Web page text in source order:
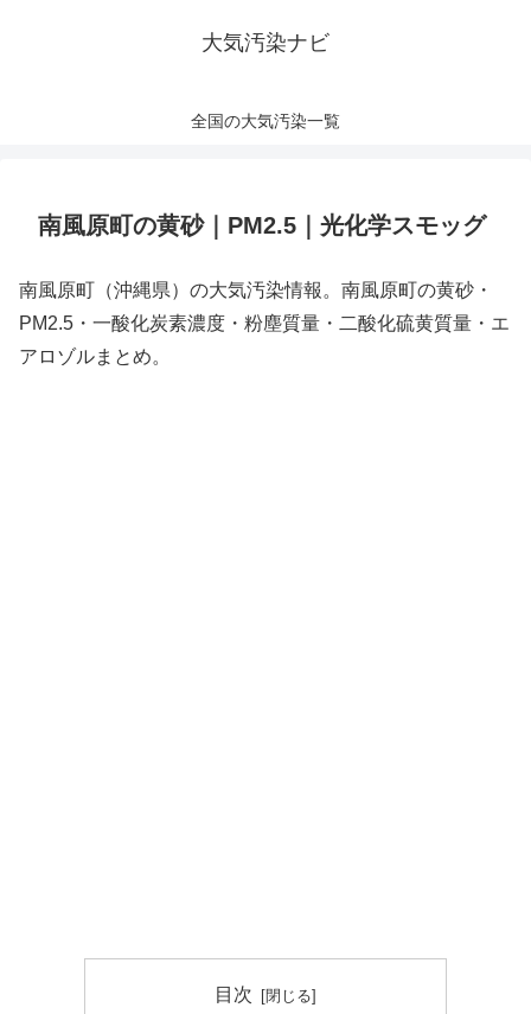
大気汚染ナビ
全国の大気汚染一覧
南風原町の黄砂｜PM2.5｜光化学スモッグ
南風原町（沖縄県）の大気汚染情報。南風原町の黄砂・
PM2.5・一酸化炭素濃度・粉塵質量・二酸化硫黄質量・エ
アロゾルまとめ。
目次